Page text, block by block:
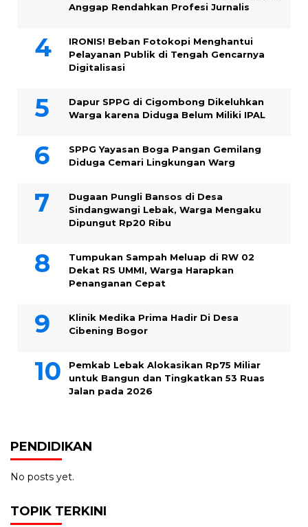
Anggap Rendahkan Profesi Jurnalis
IRONIS! Beban Fotokopi Menghantui
Pelayanan Publik di Tengah Gencarnya
Digitalisasi
Dapur SPPG di Cigombong Dikeluhkan
Warga karena Diduga Belum Miliki IPAL
SPPG Yayasan Boga Pangan Gemilang
Diduga Cemari Lingkungan Warg
Dugaan Pungli Bansos di Desa
Sindangwangi Lebak, Warga Mengaku
Dipungut Rp20 Ribu
Tumpukan Sampah Meluap di RW 02
Dekat RS UMMI, Warga Harapkan
Penanganan Cepat
Klinik Medika Prima Hadir Di Desa
Cibening Bogor
Pemkab Lebak Alokasikan Rp75 Miliar
untuk Bangun dan Tingkatkan 53 Ruas
Jalan pada 2026
PENDIDIKAN
No posts yet.
TOPIK TERKINI